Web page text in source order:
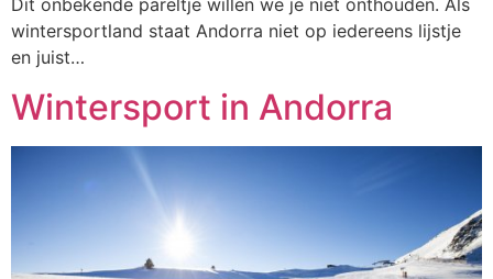
Dit onbekende pareltje willen we je niet onthouden. Als
wintersportland staat Andorra niet op iedereens lijstje
en juist…
Wintersport in Andorra